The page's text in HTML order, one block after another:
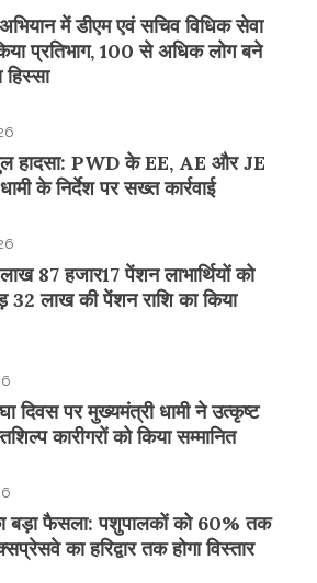
में डीएम एवं सचिव विधिक सेवा
प्रतिभाग, 100 से अधिक लोग बने
हादसा: PWD के EE, AE और JE
के निर्देश पर सख्त कार्रवाई
87 हजार17 पेंशन लाभार्थियों को
लाख की पेंशन राशि का किया
दिवस पर मुख्यमंत्री धामी ने उत्कृष्ट
कारीगरों को किया सम्मानित
बड़ा फैसला: पशुपालकों को 60% तक
का हरिद्वार तक होगा विस्तार